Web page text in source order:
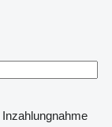
Inzahlungnahme